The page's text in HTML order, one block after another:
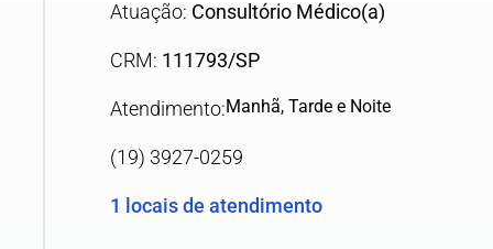
Atuação: Consultório Médico(a)
CRM: 111793/SP
Atendimento:Manhã, Tarde e Noite
(19) 3927-0259
1 locais de atendimento